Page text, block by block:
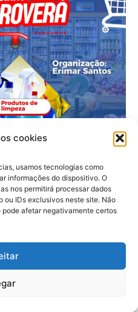
cookies
usamos tecnologias como
informações do dispositivo. O
nos permitirá processar dados
ou IDs exclusivos neste site. Não
afetar negativamente certos